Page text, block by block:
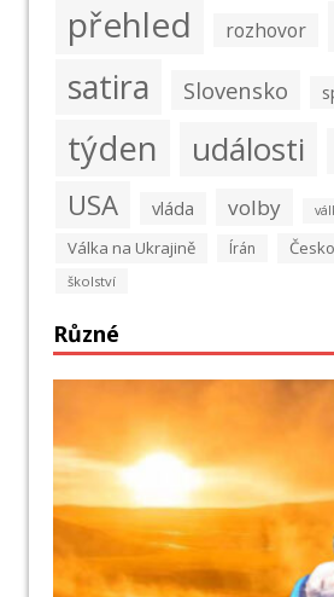
přehled rozhovor
satira Slovensko
týden události
USA vláda volby
Válka na Ukrajině Írán Česko
školství
Různé